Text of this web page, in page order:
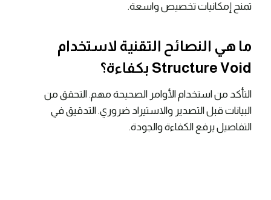
تمنح إمكانيات تخصيص واسعة.
ما هي النصائح التقنية لاستخدام
Structure Void بكفاءة؟
التأكد من استخدام الأوامر الصحيحة مهم. التحقق من
البيانات قبل التصدير والاستيراد ضروري. التدقيق في
التفاصيل يرفع الكفاءة والجودة.